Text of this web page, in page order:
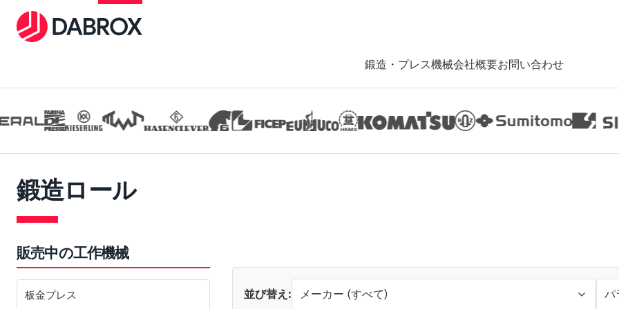
鍛造・プレス機械会社概要お問い合わせ
鍛造ロール
販売中の工作機械
板金プレス 並び替え: